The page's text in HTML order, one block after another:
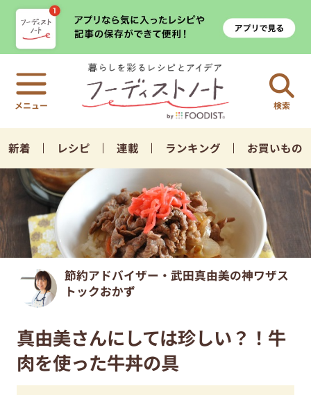
検索
新着 レシピ 連載 ランキング お買いもの
節約アドバイザー・武田真由美の神ワザス
トックおかず
真由美さんにしては珍しい？！牛
肉を使った牛丼の具